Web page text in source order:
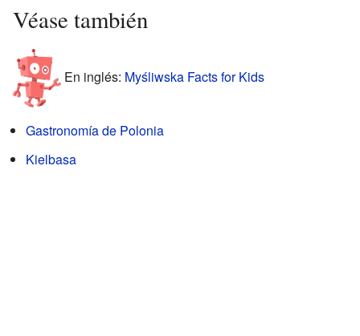
Véase también
En inglés: Myśliwska Facts for Kids
Gastronomía de Polonia
Kielbasa